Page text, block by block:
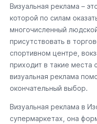
Визуальная реклама –
которой по силам
многочисленный
присутствовать в
спортивном центре,
приходит в такие
визуальная реклама
окончательный выбор.
Визуальная реклама в
супермаркетах, она